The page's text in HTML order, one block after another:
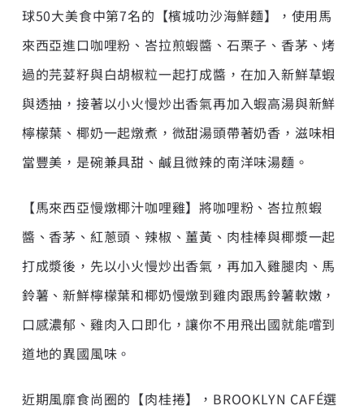
球50大美食中第7名的【檳城叻沙海鮮麵】，使用馬
來西亞進口咖哩粉、峇拉煎蝦醬、石栗子、香茅、烤
過的芫荽籽與白胡椒粒一起打成醬，在加入新鮮草蝦
與透抽，接著以小火慢炒出香氣再加入蝦高湯與新鮮
檸檬葉、椰奶一起燉煮，微甜湯頭帶著奶香，滋味相
當豐美，是碗兼具甜、鹹且微辣的南洋味湯麵。
【馬來西亞慢燉椰汁咖哩雞】將咖哩粉、峇拉煎蝦
醬、香茅、紅蔥頭、辣椒、薑黃、肉桂棒與椰漿一起
打成漿後，先以小火慢炒出香氣，再加入雞腿肉、馬
鈴薯、新鮮檸檬葉和椰奶慢燉到雞肉跟馬鈴薯軟嫩，
口感濃郁、雞肉入口即化，讓你不用飛出國就能嚐到
道地的異國風味。
近期風靡食尚圈的【肉桂捲】，BROOKLYN CAFÉ選